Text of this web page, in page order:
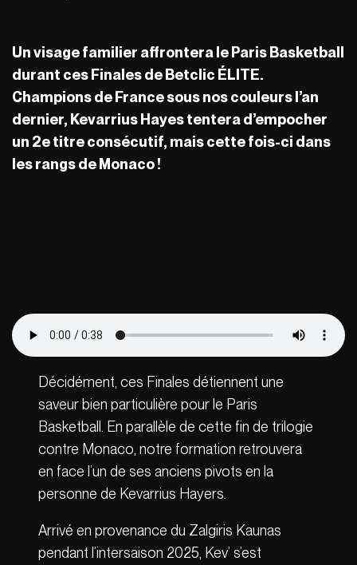
Un visage familier affrontera le Paris Basketball
durant ces Finales de Betclic ÉLITE.
Champions de France sous nos couleurs l’an
dernier, Kevarrius Hayes tentera d’empocher
un 2e titre consécutif, mais cette fois-ci dans
les rangs de Monaco !
Décidément, ces Finales détiennent une
saveur bien particulière pour le Paris
Basketball. En parallèle de cette fin de trilogie
contre Monaco, notre formation retrouvera
en face l’un de ses anciens pivots en la
personne de Kevarrius Hayers.
Arrivé en provenance du Zalgiris Kaunas
pendant l’intersaison 2025, Kev’ s’est